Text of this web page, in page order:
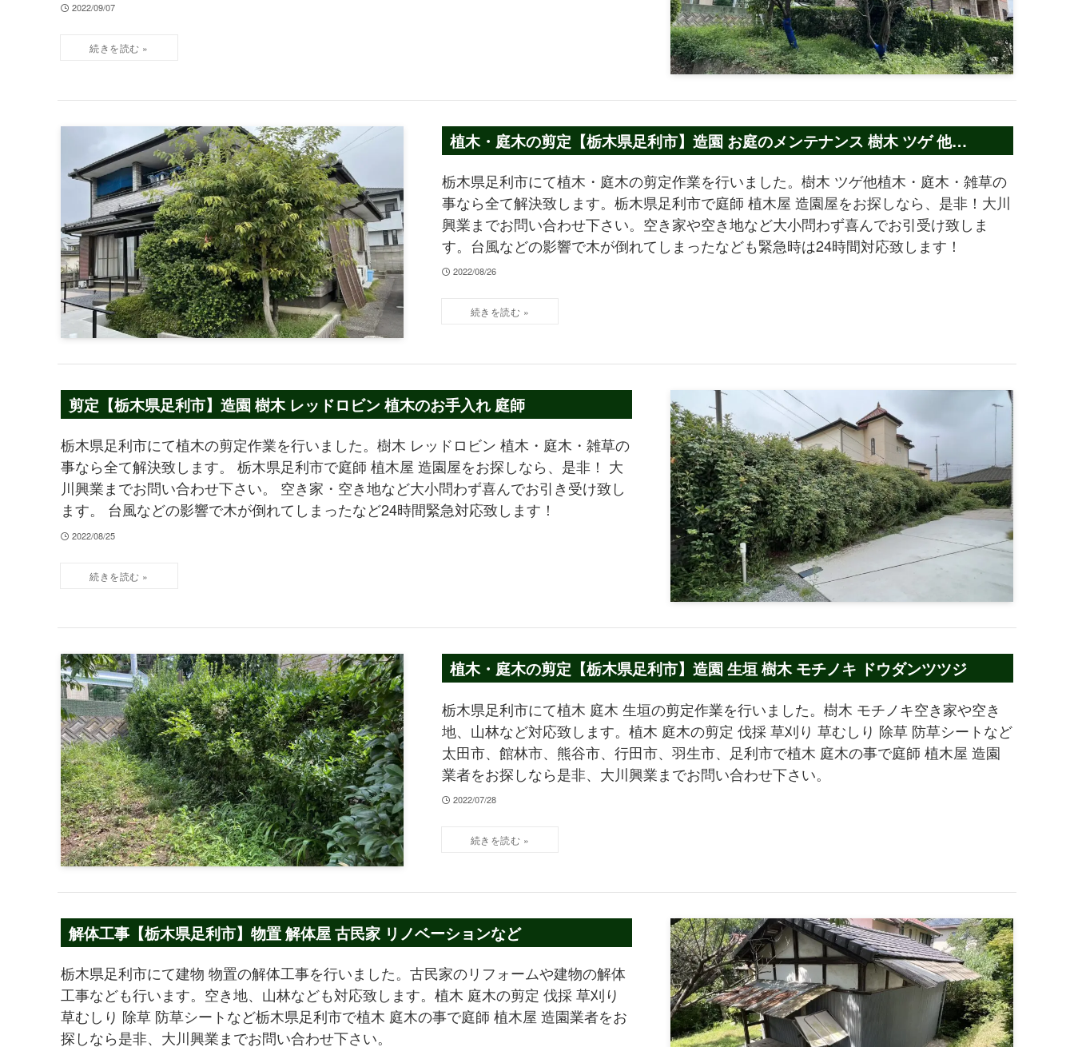
2022/09/07
植木・庭木の剪定【栃木県足利市】造園 お庭のメンテナンス 樹木 ツゲ 他…
栃木県足利市にて植木・庭木の剪定作業を行いました。樹木 ツゲ他植木・庭木・雑草の
事なら全て解決致します。栃木県足利市で庭師 植木屋 造園屋をお探しなら、是非！大川
興業までお問い合わせ下さい。空き家や空き地など大小問わず喜んでお引受け致しま
す。台風などの影響で木が倒れてしまったなども緊急時は24時間対応致します！
2022/08/26
剪定【栃木県足利市】造園 樹木 レッドロビン 植木のお手入れ 庭師
栃木県足利市にて植木の剪定作業を行いました。樹木 レッドロビン 植木・庭木・雑草の
事なら全て解決致します。 栃木県足利市で庭師 植木屋 造園屋をお探しなら、是非！ 大
川興業までお問い合わせ下さい。 空き家・空き地など大小問わず喜んでお引き受け致し
ます。 台風などの影響で木が倒れてしまったなど24時間緊急対応致します！
2022/08/25
植木・庭木の剪定【栃木県足利市】造園 生垣 樹木 モチノキ ドウダンツツジ
栃木県足利市にて植木 庭木 生垣の剪定作業を行いました。樹木 モチノキ空き家や空き
地、山林など対応致します。植木 庭木の剪定 伐採 草刈り 草むしり 除草 防草シートなど
太田市、館林市、熊谷市、行田市、羽生市、足利市で植木 庭木の事で庭師 植木屋 造園
業者をお探しなら是非、大川興業までお問い合わせ下さい。
2022/07/28
解体工事【栃木県足利市】物置 解体屋 古民家 リノベーションなど
栃木県足利市にて建物 物置の解体工事を行いました。古民家のリフォームや建物の解体
工事なども行います。空き地、山林なども対応致します。植木 庭木の剪定 伐採 草刈り
草むしり 除草 防草シートなど栃木県足利市で植木 庭木の事で庭師 植木屋 造園業者をお
探しなら是非、大川興業までお問い合わせ下さい。